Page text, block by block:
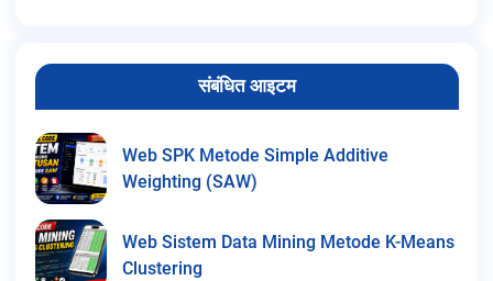
संबंधित आइटम
Web SPK Metode Simple Additive
Weighting (SAW)
Web Sistem Data Mining Metode K-Means
Clustering